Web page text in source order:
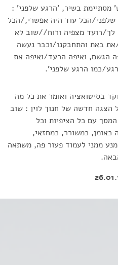
מסתיימת בשיר, 'הרגע שלפני' :
הכל עוד היה אפשרי,/הכל
לך/רועד מצפיה ורוח//שוב לא
באת והתחבקנו/וכבר נעשה
הגשם, ואיפה הרעד/ואיפה את
כמו הרגע שלפני'.
בסיטואציה ואומר את כל מה
חדשה של חנוך לוין : שוב
עם כל הציפיות וכל
כאומן, כמשורר, כמחזאי,
ממני לעמוד פעור פה, משתאה